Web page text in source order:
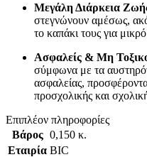
Μεγάλη Διάρκεια
στεγνώνουν αμέσως,
το καπάκι τους για
Ασφαλείς & Μη
σύμφωνα με τα
ασφαλείας,
προσχολικής και
Επιπλέον πληροφορίες
Βάρος 0,150 κ.
Εταιρία BIC